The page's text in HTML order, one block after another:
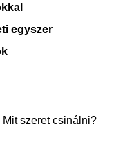
egyszer
szeret csinálni?